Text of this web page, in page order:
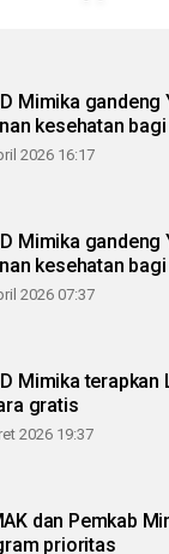
Mimika gandeng
kesehatan bagi
2026 16:17
Mimika gandeng
kesehatan bagi
2026 07:37
Mimika terapkan
gratis
2026 19:37
dan Pemkab
prioritas